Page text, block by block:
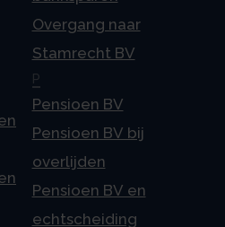
Overgang naar
Stamrecht BV
P
Pensioen BV
Pensioen BV bij
overlijden
Pensioen BV en
echtscheiding